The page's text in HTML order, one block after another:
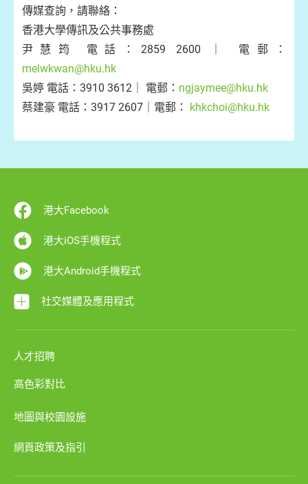
傳媒查詢，請聯絡：
香港大學傳訊及公共事務處
尹慧筠 電話：2859 2600 ｜ 電郵：
melwkwan@hku.hk
吳婷 電話：3910 3612｜ 電郵： ngjaymee@hku.hk
蔡建豪 電話：3917 2607｜電郵： khkchoi@hku.hk
港大Facebook
港大iOS手機程式
港大Android手機程式
社交媒體及應用程式
人才招聘
高色彩對比
地圖與校園設施
網頁政策及指引